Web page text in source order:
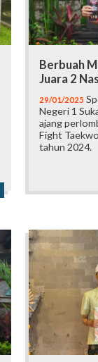
Berbuah
Juara 2
29/01/2025
Negeri 1
ajang
Fight
tahun 2024.